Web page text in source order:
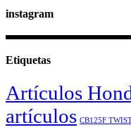
instagram
Etiquetas
Artículos
artículos CB125F